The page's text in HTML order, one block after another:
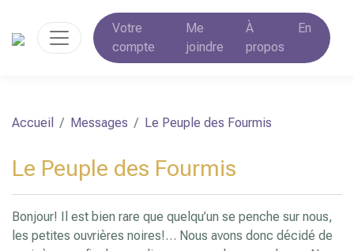
Votre
compte
Me
joindre
À
propos
En
Accueil Messages Le Peuple des Fourmis
Le Peuple des Fourmis
Bonjour! Il est bien rare que quelqu’un se penche sur nous,
les petites ouvrières noires!… Nous avons donc décidé de